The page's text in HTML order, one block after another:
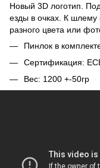
Новый 3D логотип.
езды в очках. К шлему
разного цвета или
Пинлок в
Сертификация:
Вес: 1200 +-50гр